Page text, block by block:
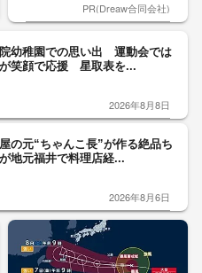
PR(Dreaw合同会社)
幼稚園での思い出 運動会では
笑顔で応援 星取表を...
2026年8月8日
の元“ちゃんこ長”が作る絶品ち
地元福井で料理店経...
2026年8月6日